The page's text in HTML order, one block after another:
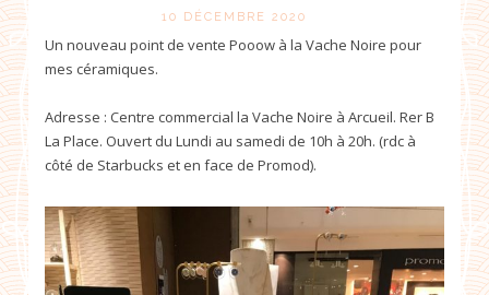
10 DÉCEMBRE 2020
Un nouveau point de vente Pooow à la Vache Noire pour
mes céramiques.
Adresse : Centre commercial la Vache Noire à Arcueil. Rer B
La Place. Ouvert du Lundi au samedi de 10h à 20h. (rdc à
côté de Starbucks et en face de Promod).
navigation